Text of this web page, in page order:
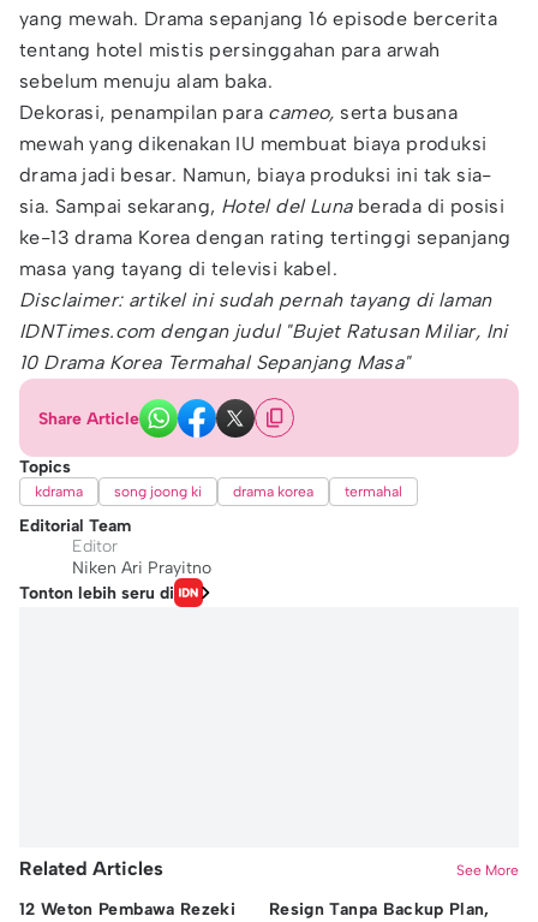
yang mewah. Drama sepanjang 16 episode bercerita
tentang hotel mistis persinggahan para arwah
sebelum menuju alam baka.
Dekorasi, penampilan para cameo, serta busana
mewah yang dikenakan IU membuat biaya produksi
drama jadi besar. Namun, biaya produksi ini tak sia-
sia. Sampai sekarang, Hotel del Luna berada di posisi
ke-13 drama Korea dengan rating tertinggi sepanjang
masa yang tayang di televisi kabel.
Disclaimer: artikel ini sudah pernah tayang di laman
IDNTimes.com dengan judul "Bujet Ratusan Miliar, Ini
10 Drama Korea Termahal Sepanjang Masa"
Share Article
Topics
kdrama song joong ki drama korea termahal
Editorial Team
Editor
Niken Ari Prayitno
Tonton lebih seru di
Related Articles See More
12 Weton Pembawa Rezeki
Resign Tanpa Backup Plan,